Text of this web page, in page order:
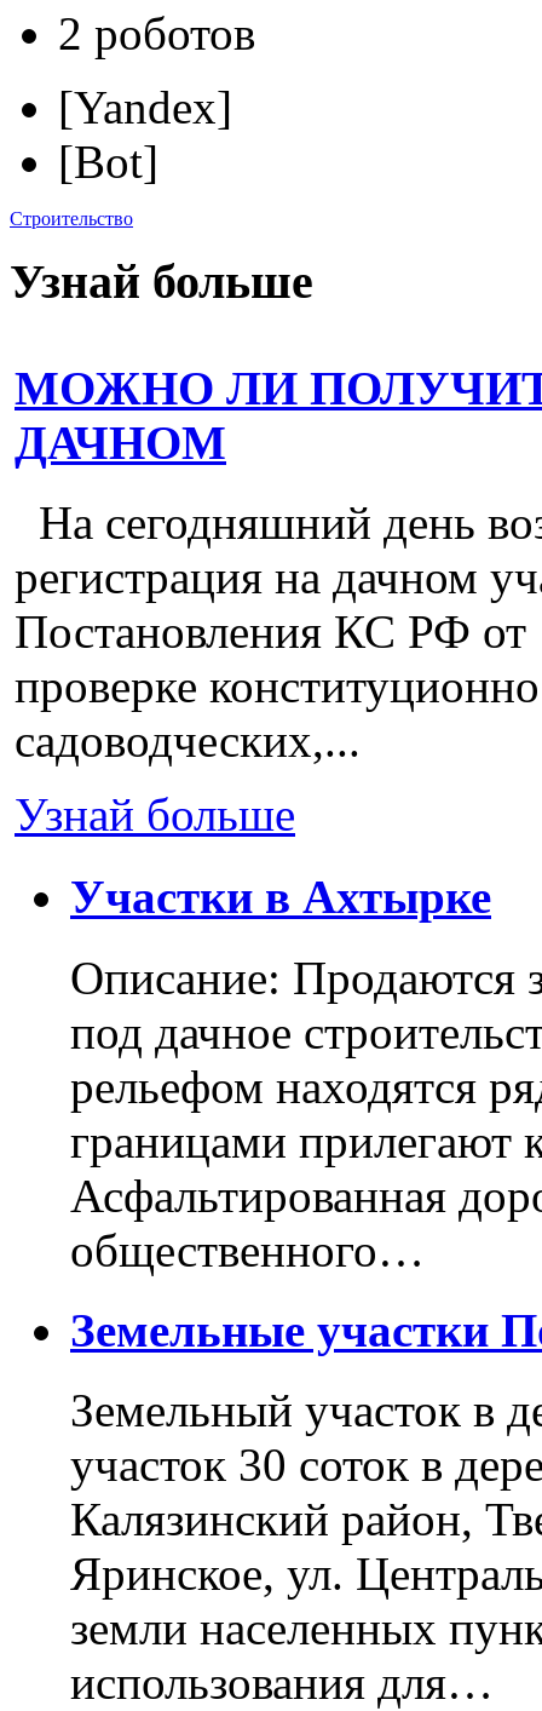
2 роботов
[Yandex]
[Bot]
Строительство
Узнай больше
МОЖНО ЛИ
ДАЧНОМ
На сегодняшний день
регистрация на дачном
Постановления КС РФ
проверке
садоводческих,...
Узнай больше
Участки в Ахтырке
Описание: Продаются
под дачное
рельефом находятся
границами прилегают
Асфальтированная
общественного…
Земельные участки
Земельный участок в
участок 30 соток в
Калязинский район,
Яринское, ул.
земли населенных
использования для…